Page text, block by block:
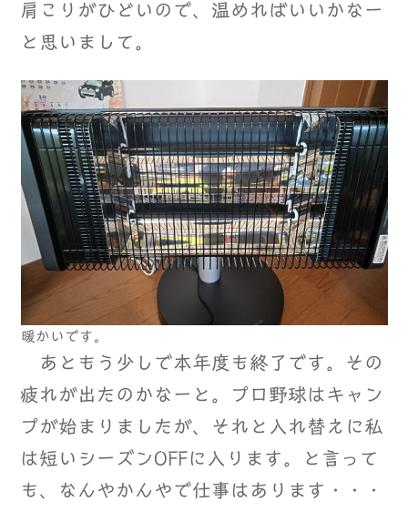
肩こりがひどいので、温めればいいかなー
と思いまして。
暖かいです。
あともう少しで本年度も終了です。その
疲れが出たのかなーと。プロ野球はキャン
プが始まりましたが、それと入れ替えに私
は短いシーズンOFFに入ります。と言って
も、なんやかんやで仕事はあります・・・